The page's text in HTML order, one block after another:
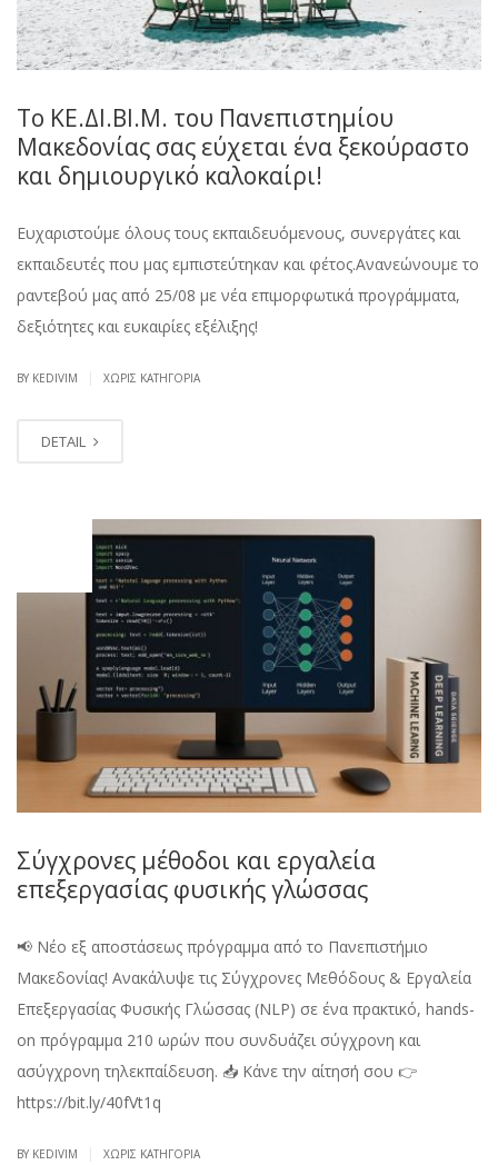
Το ΚΕ.ΔΙ.ΒΙ.Μ. του Πανεπιστημίου
Μακεδονίας σας εύχεται ένα ξεκούραστο
και δημιουργικό καλοκαίρι!
Ευχαριστούμε όλους τους εκπαιδευόμενους, συνεργάτες και
εκπαιδευτές που μας εμπιστεύτηκαν και φέτος.Ανανεώνουμε το
ραντεβού μας από 25/08 με νέα επιμορφωτικά προγράμματα,
δεξιότητες και ευκαιρίες εξέλιξης!
BY KEDIVIM ΧΩΡΊΣ ΚΑΤΗΓΟΡΊΑ
DETAIL
Σύγχρονες μέθοδοι και εργαλεία
επεξεργασίας φυσικής γλώσσας
📢 Νέο εξ αποστάσεως πρόγραμμα από το Πανεπιστήμιο
Μακεδονίας! Ανακάλυψε τις Σύγχρονες Μεθόδους & Εργαλεία
Επεξεργασίας Φυσικής Γλώσσας (NLP) σε ένα πρακτικό, hands-
on πρόγραμμα 210 ωρών που συνδυάζει σύγχρονη και
ασύγχρονη τηλεκπαίδευση. 📥 Κάνε την αίτησή σου 👉
https://bit.ly/40fVt1q
BY KEDIVIM ΧΩΡΊΣ ΚΑΤΗΓΟΡΊΑ